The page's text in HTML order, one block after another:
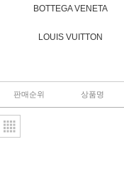
BOTTEGA VENETA
LOUIS VUITTON
판매순위 상품명